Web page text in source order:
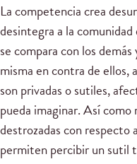
La competencia crea
desintegra a la
se compara con los
misma en contra de ellos,
son privadas o sutiles,
pueda imaginar. Así como
destrozadas con respecto
permiten percibir un sutil